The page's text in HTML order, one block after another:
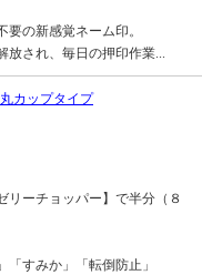
の新感覚ネーム印。
放され、毎日の押印作業...
カップタイプ
リーチョッパー】で半分（８
すみか」「転倒防止」